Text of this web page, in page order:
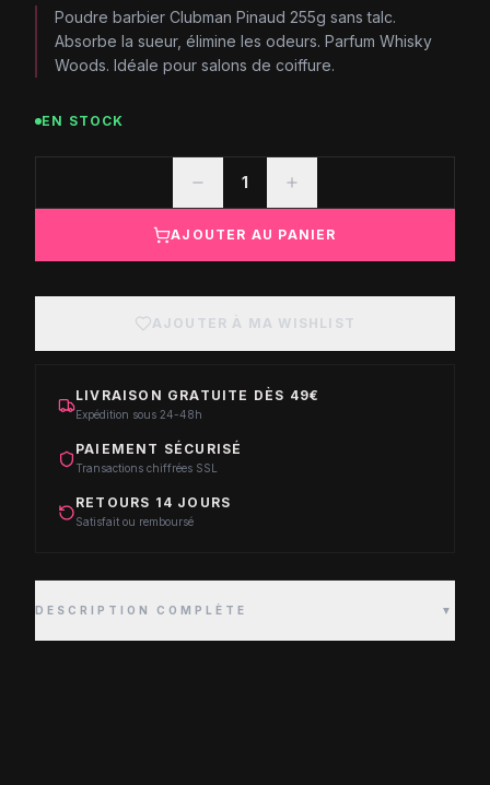
Poudre barbier Clubman Pinaud 255g sans talc.
Absorbe la sueur, élimine les odeurs. Parfum Whisky
Woods. Idéale pour salons de coiffure.
EN STOCK
1
AJOUTER AU PANIER
AJOUTER À MA WISHLIST
LIVRAISON GRATUITE DÈS 49€
Expédition sous 24-48h
PAIEMENT SÉCURISÉ
Transactions chiffrées SSL
RETOURS 14 JOURS
Satisfait ou remboursé
DESCRIPTION COMPLÈTE ▼